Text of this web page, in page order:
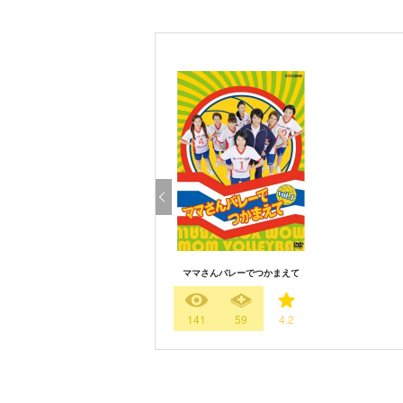
ママさんバレーでつかまえて
141 59 4.2